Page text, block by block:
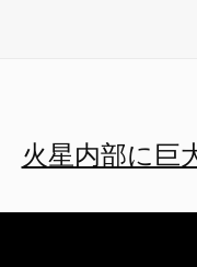
火星内部に巨